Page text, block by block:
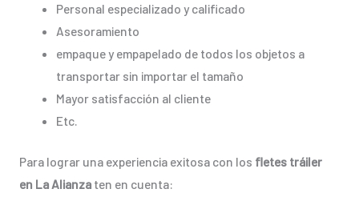
Personal especializado y calificado
Asesoramiento
empaque y empapelado de todos los objetos a
transportar sin importar el tamaño
Mayor satisfacción al cliente
Etc.
Para lograr una experiencia exitosa con los fletes tráiler
en La Alianzaten en cuenta: